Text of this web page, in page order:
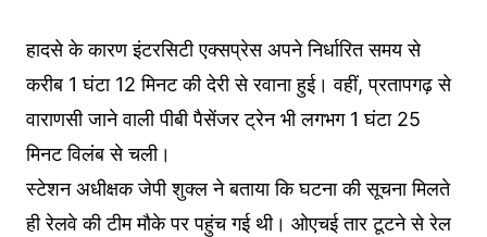
हादसे के कारण इंटरसिटी एक्सप्रेस अपने निर्धारित समय से
करीब 1 घंटा 12 मिनट की देरी से रवाना हुई। वहीं, प्रतापगढ़ से
वाराणसी जाने वाली पीबी पैसेंजर ट्रेन भी लगभग 1 घंटा 25
मिनट विलंब से चली।
स्टेशन अधीक्षक जेपी शुक्ल ने बताया कि घटना की सूचना मिलते
ही रेलवे की टीम मौके पर पहुंच गई थी। ओएचई तार टूटने से रेल